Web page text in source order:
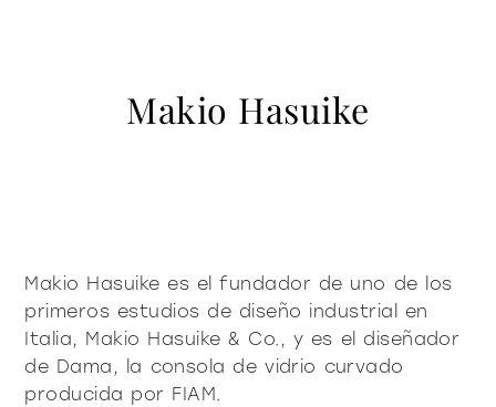
mesitas de centro y
auxiliares
sofás y butacas
home office
Moderno decidido Moderno suave
Accesorios
Sillas
Sofás y butacas
Home Office
Villa Miralfiore
Editoriales
Notas de prensa
¿es usted distribuidor?
contract y proyectos
Makio Hasuike
Makio Hasuike es el fundador de uno de los
primeros estudios de diseño industrial en
Italia, Makio Hasuike & Co., y es el diseñador
de Dama, la consola de vidrio curvado
producida por FIAM.